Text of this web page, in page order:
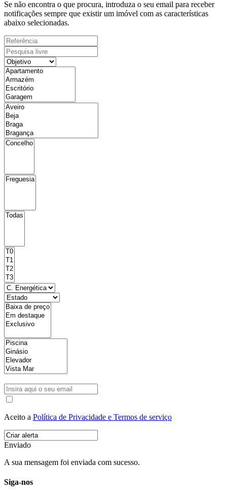
Se não encontra o que procura, introduza o seu email para receber
notificações sempre que existir um imóvel com as características
abaixo selecionadas.
Aceito a Política de Privacidade e Termos de serviço
Enviado
A sua mensagem foi enviada com sucesso.
Siga-nos